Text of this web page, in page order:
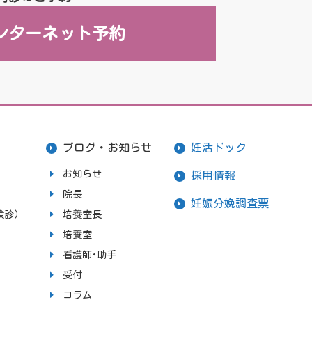
ターネット予約
）
ブログ・お知らせ
お知らせ
院長
培養室長
培養室
看護師･助手
受付
コラム
妊活ドック
採用情報
妊娠分娩調査票